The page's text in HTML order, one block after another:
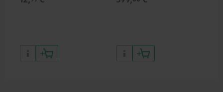
les LP et les singles,